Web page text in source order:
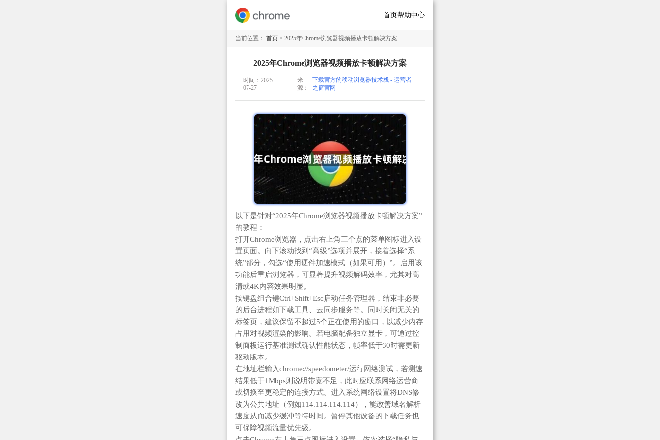
首页帮助中心
当前位置： 首页 > 2025年Chrome浏览器视频播放卡顿解决方案
2025年Chrome浏览器视频播放卡顿解决方案
时间：2025-
07-27
来
源：
下载官方的移动浏览器技术栈 - 运营者
之窗官网
以下是针对“2025年Chrome浏览器视频播放卡顿解决方案”
的教程：
打开Chrome浏览器，点击右上角三个点的菜单图标进入设
置页面。向下滚动找到“高级”选项并展开，接着选择“系
统”部分，勾选“使用硬件加速模式（如果可用）”。启用该
功能后重启浏览器，可显著提升视频解码效率，尤其对高
清或4K内容效果明显。
按键盘组合键Ctrl+Shift+Esc启动任务管理器，结束非必要
的后台进程如下载工具、云同步服务等。同时关闭无关的
标签页，建议保留不超过5个正在使用的窗口，以减少内存
占用对视频渲染的影响。若电脑配备独立显卡，可通过控
制面板运行基准测试确认性能状态，帧率低于30时需更新
驱动版本。
在地址栏输入chrome://speedometer/运行网络测试，若测速
结果低于1Mbps则说明带宽不足，此时应联系网络运营商
或切换至更稳定的连接方式。进入系统网络设置将DNS修
改为公共地址（例如114.114.114.114），能改善域名解析
速度从而减少缓冲等待时间。暂停其他设备的下载任务也
可保障视频流量优先级。